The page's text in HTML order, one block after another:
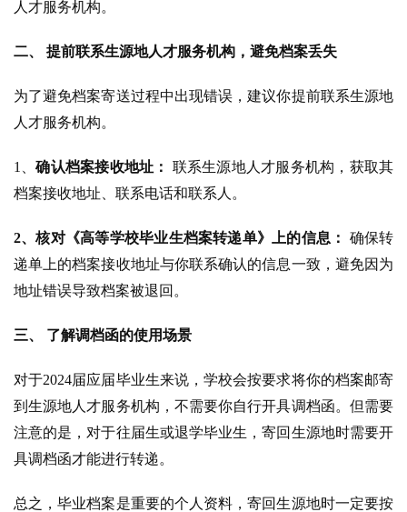
人才服务机构。
二、 提前联系生源地人才服务机构，避免档案丢失
为了避免档案寄送过程中出现错误，建议你提前联系生源地
人才服务机构。
1、确认档案接收地址：
联系生源地人才服务机构，获取其
档案接收地址、联系电话和联系人。
2、核对《高等学校毕业生档案转递单》上的信息：
确保转
递单上的档案接收地址与你联系确认的信息一致，避免因为
地址错误导致档案被退回。
三、 了解调档函的使用场景
对于2024届应届毕业生来说，学校会按要求将你的档案邮寄
到生源地人才服务机构，不需要你自行开具调档函。 但需要
注意的是，对于往届生或退学毕业生，寄回生源地时需要开
具调档函才能进行转递。
总之，毕业档案是重要的个人资料，寄回生源地时一定要按